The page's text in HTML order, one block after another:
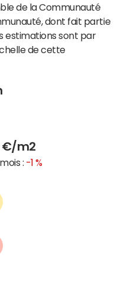
de la Communauté
dont fait partie
estimations sont par
de cette
€/m2
: -1 %